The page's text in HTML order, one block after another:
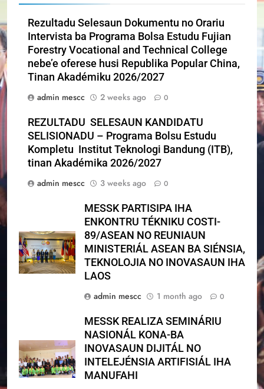
Rezultadu Selesaun Dokumentu no Orariu
Intervista ba Programa Bolsa Estudu Fujian
Forestry Vocational and Technical College
nebe’e oferese husi Republika Popular China,
Tinan Akadémiku 2026/2027
admin mescc
2 weeks ago 0
REZULTADU SELESAUN KANDIDATU
SELISIONADU – Programa Bolsu Estudu
Kompletu Institut Teknologi Bandung (ITB),
tinan Akadémika 2026/2027
admin mescc
3 weeks ago 0
MESSK PARTISIPA IHA
ENKONTRU TÉKNIKU COSTI-
89/ASEAN NO REUNIAUN
MINISTERIÁL ASEAN BA SIÉNSIA,
TEKNOLOJIA NO INOVASAUN IHA
LAOS
admin mescc
1 month ago 0
MESSK REALIZA SEMINÁRIU
NASIONÁL KONA-BA
INOVASAUN DIJITÁL NO
INTELEJÉNSIA ARTIFISIÁL IHA
MANUFAHI